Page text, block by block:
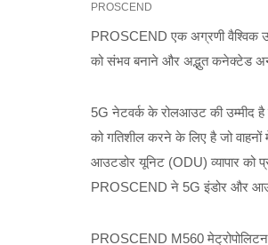
PROSCEND
PROSCEND एक अग्रणी वैश्विक
को संभव बनाने और अद्भुत कनेक्टेड
5G नेटवर्क के रोलआउट की उम्मीद है
को गतिशील करने के लिए है जो
आउटडोर यूनिट (ODU) व्यापार को
PROSCEND ने 5G इंडोर और
PROSCEND M560